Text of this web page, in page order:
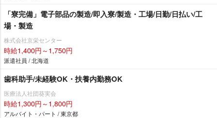
「寮完備」電子部品の製造/即入寮/製造・工場/日勤/日払い/工
場・製造
株式会社京栄センター
時給1,400円～1,750円
派遣社員 / 北海道
歯科助手/未経験OK・扶養内勤務OK
医療法人社団葵実会
時給1,300円～1,800円
アルバイト・パート / 東京都